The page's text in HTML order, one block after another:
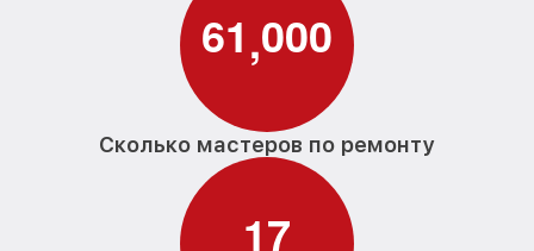
61,000
Сколько мастеров по ремонту
17